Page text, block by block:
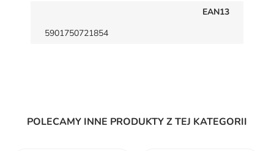
EAN13
5901750721854
POLECAMY INNE PRODUKTY Z TEJ KATEGORII